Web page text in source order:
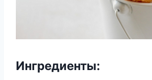
Ингредиенты: